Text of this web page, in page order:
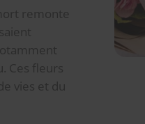
remonte
Ces fleurs
vies et du